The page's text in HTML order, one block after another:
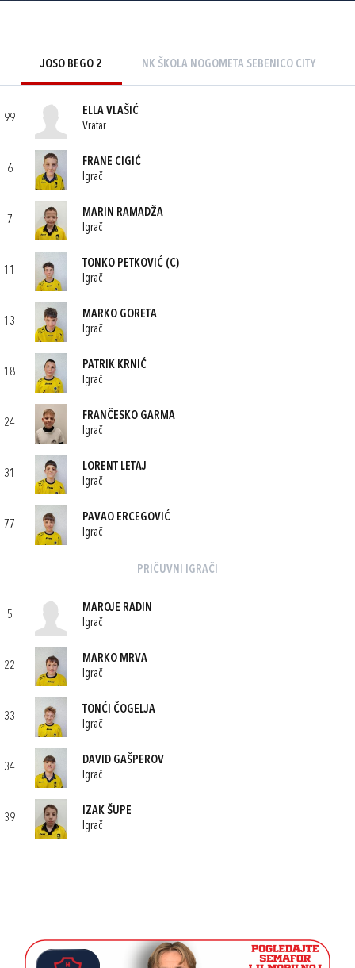
JOSO BEGO 2 NK ŠKOLA NOGOMETA SEBENICO CITY
99
ELLA VLAŠIĆ
Vratar
6
FRANE CIGIĆ
Igrač
7
MARIN RAMADŽA
Igrač
11
TONKO PETKOVIĆ (C)
Igrač
13
MARKO GORETA
Igrač
18
PATRIK KRNIĆ
Igrač
24
FRANČESKO GARMA
Igrač
31
LORENT LETAJ
Igrač
77
PAVAO ERCEGOVIĆ
Igrač
PRIČUVNI IGRAČI
5
MAROJE RADIN
Igrač
22
MARKO MRVA
Igrač
33
TONĆI ČOGELJA
Igrač
34
DAVID GAŠPEROV
Igrač
39
IZAK ŠUPE
Igrač